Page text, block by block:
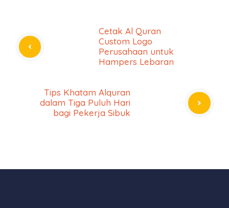
Cetak Al Quran
Custom Logo
Perusahaan untuk
Hampers Lebaran
Tips Khatam Alquran
dalam Tiga Puluh Hari
bagi Pekerja Sibuk